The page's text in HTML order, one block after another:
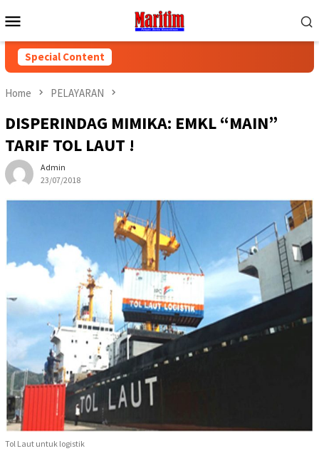
to
Menu
Special Content
Home PELAYARAN
DISPERINDAG MIMIKA: EMKL “MAIN”
TARIF TOL LAUT !
Admin
23/07/2018
Tol Laut untuk logistik